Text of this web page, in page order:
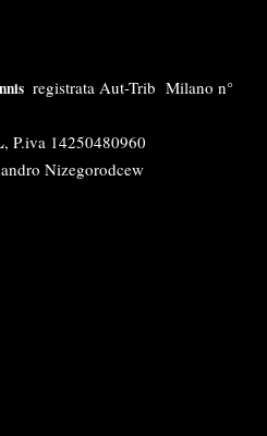
registrata Aut-Trib Milano n°
, P.iva 14250480960
Nizegorodcew